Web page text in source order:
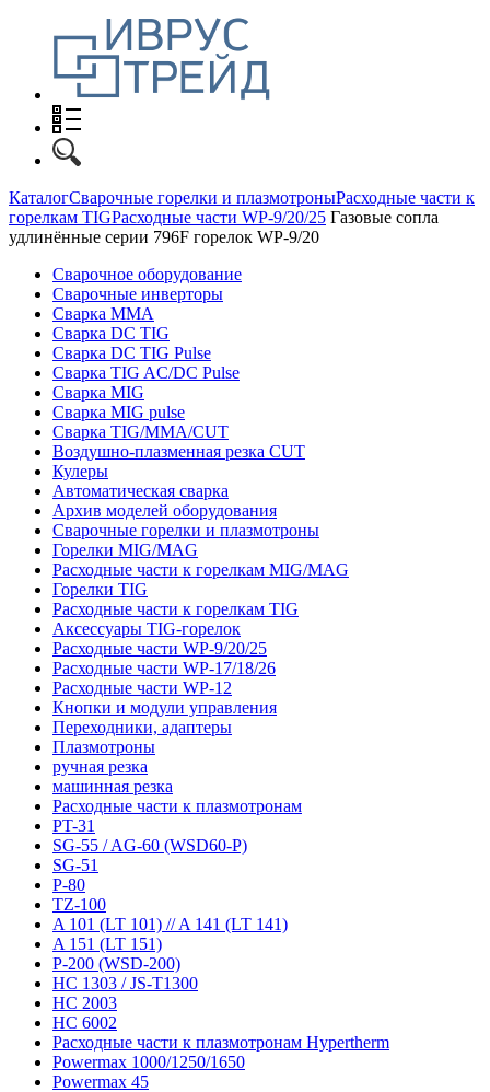
КаталогСварочные горелки и плазмотроныРасходные части к
горелкам TIGРасходные части WP-9/20/25 Газовые сопла
удлинённые серии 796F горелок WP-9/20
Сварочное оборудование
Сварочные инверторы
Сварка MMA
Сварка DC TIG
Сварка DC TIG Pulse
Сварка TIG AC/DC Pulse
Сварка MIG
Сварка MIG pulse
Сварка TIG/MMA/CUT
Воздушно-плазменная резка CUT
Кулеры
Автоматическая сварка
Архив моделей оборудования
Сварочные горелки и плазмотроны
Горелки MIG/MAG
Расходные части к горелкам MIG/MAG
Горелки TIG
Расходные части к горелкам TIG
Аксессуары TIG-горелок
Расходные части WP-9/20/25
Расходные части WP-17/18/26
Расходные части WP-12
Кнопки и модули управления
Переходники, адаптеры
Плазмотроны
ручная резка
машинная резка
Расходные части к плазмотронам
PT-31
SG-55 / AG-60 (WSD60-P)
SG-51
P-80
TZ-100
A 101 (LT 101) // A 141 (LT 141)
A 151 (LT 151)
P-200 (WSD-200)
HC 1303 / JS-T1300
HC 2003
HC 6002
Расходные части к плазмотронам Hypertherm
Powermax 1000/1250/1650
Powermax 45